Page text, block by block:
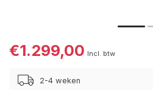
€1.299,00 Incl. btw
2-4 weken